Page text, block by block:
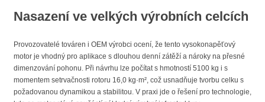
Nasazení ve velkých výrobních celcích
Provozovatelé továren i OEM výrobci ocení, že tento vysokonapěťový
motor je vhodný pro aplikace s dlouhou denní zátěží a nároky na přesné
dimenzování pohonu. Při návrhu lze počítat s hmotností 5100 kg i s
momentem setrvačnosti rotoru 16,0 kg·m², což usnadňuje tvorbu celku s
požadovanou dynamikou a stabilitou. V praxi jde o řešení pro technologie,